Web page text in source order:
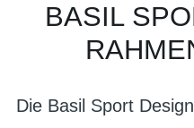
BASIL
Die Basil Sport